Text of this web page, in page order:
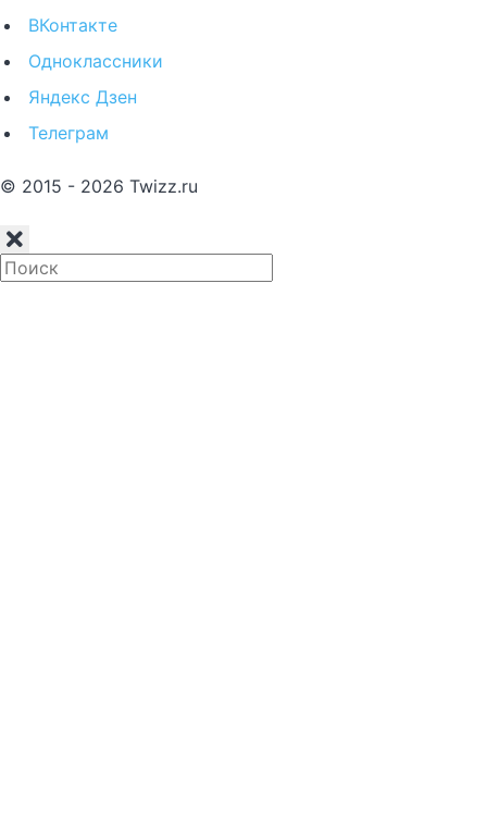
ВКонтакте
Одноклассники
Яндекс Дзен
Телеграм
© 2015 - 2026 Twizz.ru